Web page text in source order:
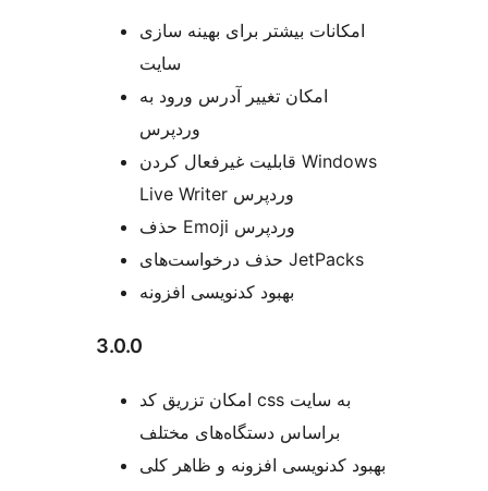
امکانات بیشتر برای بهینه سازی
سایت
امکان تغییر آدرس ورود به
وردپرس
قابلیت غیرفعال کردن Windows
Live Writer وردپرس
حذف Emoji وردپرس
حذف درخواست‌های JetPacks
بهبود کدنویسی افزونه
3.0.0
امکان تزریق کد css به سایت
براساس دستگاه‌های مختلف
بهبود کدنویسی افزونه و ظاهر کلی